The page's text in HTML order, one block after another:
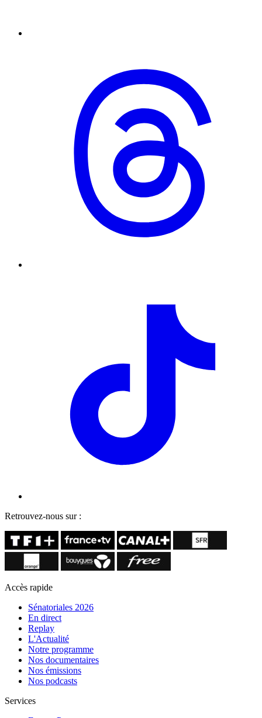
Retrouvez-nous sur :
Accès rapide
Sénatoriales 2026
En direct
Replay
L'Actualité
Notre programme
Nos documentaires
Nos émissions
Nos podcasts
Services